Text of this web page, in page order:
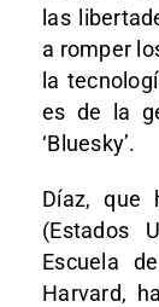
las
a romper
la
es de la
‘Bluesky’.
Díaz, que
(Estados
Escuela
Harvard,